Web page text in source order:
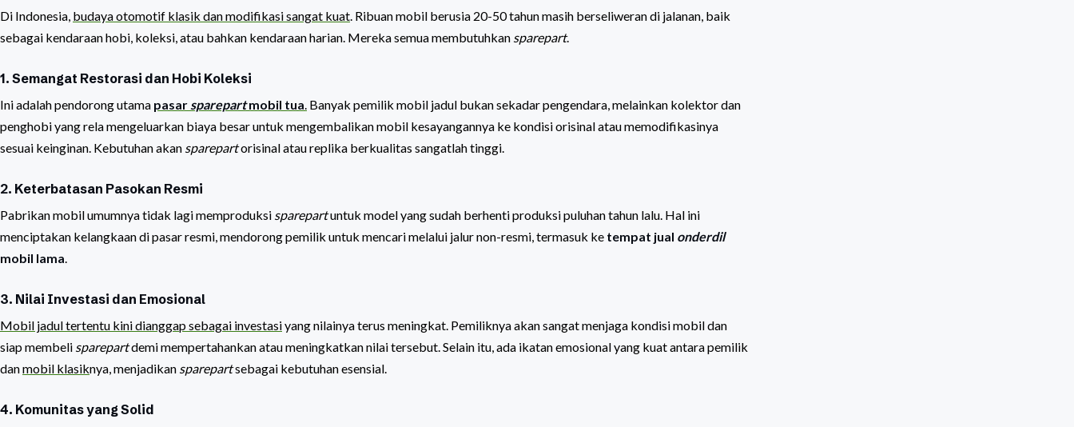
Di Indonesia, budaya otomotif klasik dan modifikasi sangat kuat. Ribuan mobil berusia 20-50 tahun masih berseliweran di jalanan, baik
sebagai kendaraan hobi, koleksi, atau bahkan kendaraan harian. Mereka semua membutuhkan sparepart.
1. Semangat Restorasi dan Hobi Koleksi
Ini adalah pendorong utama pasar sparepartmobil tua. Banyak pemilik mobil jadul bukan sekadar pengendara, melainkan kolektor dan
penghobi yang rela mengeluarkan biaya besar untuk mengembalikan mobil kesayangannya ke kondisi orisinal atau memodifikasinya
sesuai keinginan. Kebutuhan akan sparepartorisinal atau replika berkualitas sangatlah tinggi.
2. Keterbatasan Pasokan Resmi
Pabrikan mobil umumnya tidak lagi memproduksi sparepartuntuk model yang sudah berhenti produksi puluhan tahun lalu. Hal ini
menciptakan kelangkaan di pasar resmi, mendorong pemilik untuk mencari melalui jalur non-resmi, termasuk ke tempat jual onderdil
mobil lama.
3. Nilai Investasi dan Emosional
Mobil jadul tertentu kini dianggap sebagai investasiyang nilainya terus meningkat. Pemiliknya akan sangat menjaga kondisi mobil dan
siap membeli sparepartdemi mempertahankan atau meningkatkan nilai tersebut. Selain itu, ada ikatan emosional yang kuat antara pemilik
danmobil klasiknya, menjadikan sparepartsebagai kebutuhan esensial.
4. Komunitas yang Solid